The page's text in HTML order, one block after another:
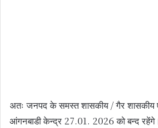
अतः जनपद के समस्त शासकीय / गैर शासकीय
आंगनबाडी केन्द्र 27.01. 2026 को बन्द रहेंगे।